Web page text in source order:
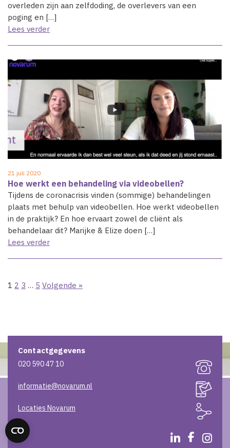
overleden zijn aan zelfdoding, de overlevers van een
poging en […]
Lees verder
21 juli 2020
Hoe werkt een behandeling via videobellen?
Tijdens de coronacrisis vinden (sommige) behandelingen
plaats met behulp van videobellen. Hoe werkt videobellen
in de praktijk? En hoe ervaart zowel de cliënt als
behandelaar dit? Marijke & Elize doen […]
Lees verder
1 2 3 … 5 Volgende »
Contactgegevens
020 590 47 10
informatie@novarum.nl
Locaties Novarum